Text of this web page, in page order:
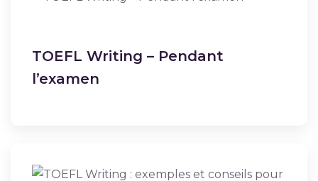
TOEFL Writing – Pendant
l’examen